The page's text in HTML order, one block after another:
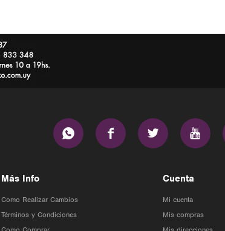
   
Más Info
Como Realizar Cambios
Términos y Condiciones
Cuenta
Mi cuenta
Mis compras